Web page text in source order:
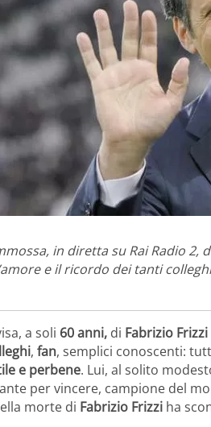
in diretta su Rai Radio 2,
e il ricordo dei tanti
a soli 60 anni, di Fabrizio Frizzi
, fan, semplici conoscenti:
e perbene. Lui, al solito
per vincere, campione del
morte di Fabrizio Frizzi ha